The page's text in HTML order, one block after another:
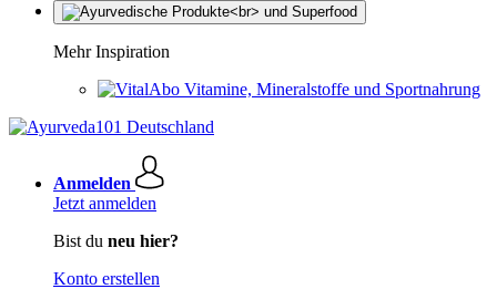
Mehr Inspiration
Vitamine, Mineralstoffe und Sportnahrung
Anmelden
Jetzt anmelden
Bist du neu hier?
Konto erstellen